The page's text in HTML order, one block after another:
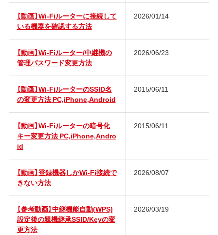
【動画】Wi-Fiルーターに接続して
いる機器を確認する方法
2026/01/14
【動画】Wi-Fiルーター/中継機の
管理パスワード変更方法
2026/06/23
【動画】Wi-FiルーターのSSID名
の変更方法 PC,iPhone,Android
2015/06/11
【動画】Wi-Fiルーターの暗号化
キー変更方法 PC,iPhone,Andro
id
2015/06/11
【動画】登録機器しかWi-Fi接続で
きない方法
2026/08/07
【参考動画】中継機能自動(WPS)
設定後の親機継承SSID/Keyの変
更方法
2026/03/19